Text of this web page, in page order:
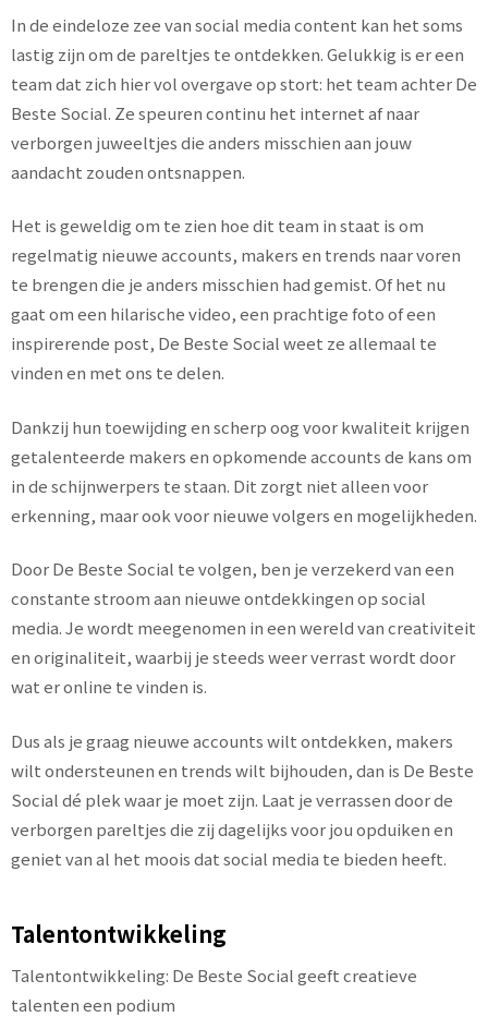
In de eindeloze zee van social media content kan het soms
lastig zijn om de pareltjes te ontdekken. Gelukkig is er een
team dat zich hier vol overgave op stort: het team achter De
Beste Social. Ze speuren continu het internet af naar
verborgen juweeltjes die anders misschien aan jouw
aandacht zouden ontsnappen.
Het is geweldig om te zien hoe dit team in staat is om
regelmatig nieuwe accounts, makers en trends naar voren
te brengen die je anders misschien had gemist. Of het nu
gaat om een hilarische video, een prachtige foto of een
inspirerende post, De Beste Social weet ze allemaal te
vinden en met ons te delen.
Dankzij hun toewijding en scherp oog voor kwaliteit krijgen
getalenteerde makers en opkomende accounts de kans om
in de schijnwerpers te staan. Dit zorgt niet alleen voor
erkenning, maar ook voor nieuwe volgers en mogelijkheden.
Door De Beste Social te volgen, ben je verzekerd van een
constante stroom aan nieuwe ontdekkingen op social
media. Je wordt meegenomen in een wereld van creativiteit
en originaliteit, waarbij je steeds weer verrast wordt door
wat er online te vinden is.
Dus als je graag nieuwe accounts wilt ontdekken, makers
wilt ondersteunen en trends wilt bijhouden, dan is De Beste
Social dé plek waar je moet zijn. Laat je verrassen door de
verborgen pareltjes die zij dagelijks voor jou opduiken en
geniet van al het moois dat social media te bieden heeft.
Talentontwikkeling
Talentontwikkeling: De Beste Social geeft creatieve
talenten een podium